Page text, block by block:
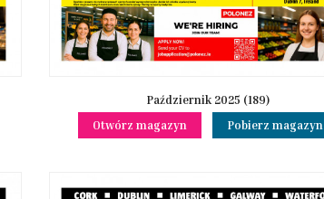
Październik 2025 (189)
Otwórz magazyn
Pobierz magazyn